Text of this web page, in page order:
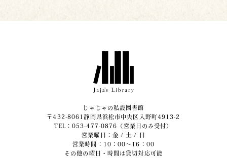
じゃじゃの私設図書館
〒432-8061静岡県浜松市中央区入野町4913-2
​TEL：053-477-0876（営業日のみ受付）
営業曜日：金 / 土 / 日
営業時間：10：00～16：00
その他の曜日・時間は貸切対応可能